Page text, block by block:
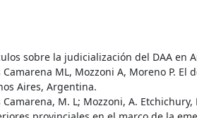
sobre la judicialización del DAA en
Camarena ML, Mozzoni A, Moreno P.
Aires, Argentina.
Camarena, M. L; Mozzoni, A.